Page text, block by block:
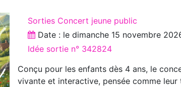
Sorties Concert jeune public
Date : ledimanche 15 novembre
Idée sortie n° 342824
Conçu pour les enfants dès 4 ans, le
vivante et interactive, pensée comme